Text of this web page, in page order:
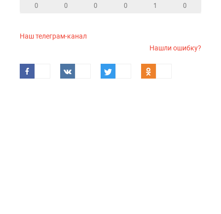
0 0 0 0 1 0
Наш телеграм-канал
Нашли ошибку?